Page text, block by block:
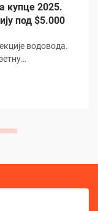
купце 2025.
под $5.000
водовода.
на који